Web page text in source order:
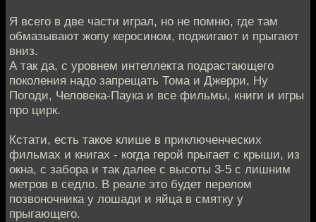
Я всего в две части играл, но не помню, где там
обмазывают жопу керосином, поджигают и прыгают
вниз.
А так да, с уровнем интеллекта подрастающего
поколения надо запрещать Тома и Джерри, Ну
Погоди, Человека-Паука и все фильмы, книги и игры
про цирк.
Кстати, есть такое клише в приключенческих
фильмах и книгах - когда герой прыгает с крыши, из
окна, с забора и так далее с высоты 3-5 с лишним
метров в седло. В реале это будет перелом
позвоночника у лошади и яйца в смятку у
прыгающего.